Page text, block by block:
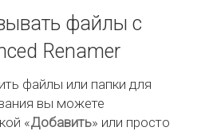
файлы с
Renamer
файлы или папки для
вы можете
«Добавить» или просто